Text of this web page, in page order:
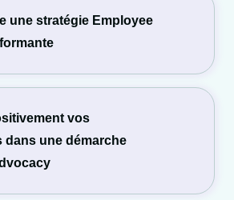
une stratégie Employee
vos
dans une démarche